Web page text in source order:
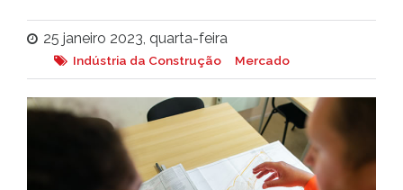
25 janeiro 2023, quarta-feira
Indústria da Construção Mercado